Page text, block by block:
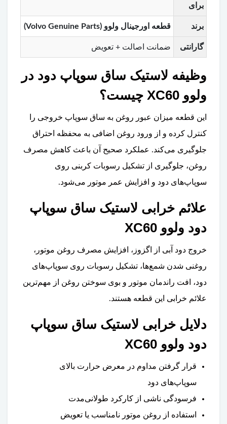
برای
برند قطعه اورجینال ولوو (Volvo Genuine Parts)
گارانتی ضمانت اصالت + تعویض
وظیفه لاستیک ساق سوپاپ دود در
ولوو XC60 چیست؟
این قطعه میزان عبور روغن به ساق سوپاپ خروجی را
کنترل کرده و از ورود روغن اضافی به محفظه احتراق
جلوگیری می‌کند. عملکرد صحیح آن باعث کاهش مصرف
روغن، جلوگیری از تشکیل رسوبات کربنی روی
سوپاپ‌های دود و افزایش عمر موتور می‌شود.
علائم خرابی لاستیک ساق سوپاپ
دود ولوو XC60
خروج دود آبی از اگزوز، افزایش مصرف روغن موتور،
روغنی شدن شمع‌ها، تشکیل رسوبات روی سوپاپ‌های
دود، افت راندمان موتور و بوی سوختن روغن از مهم‌ترین
علائم خرابی این قطعه هستند.
دلایل خرابی لاستیک ساق سوپاپ
دود ولوو XC60
قرار گرفتن مداوم در معرض حرارت بالای
سوپاپ‌های دود
فرسودگی ناشی از کارکرد طولانی‌مدت
استفاده از روغن موتور نامناسب یا تعویض